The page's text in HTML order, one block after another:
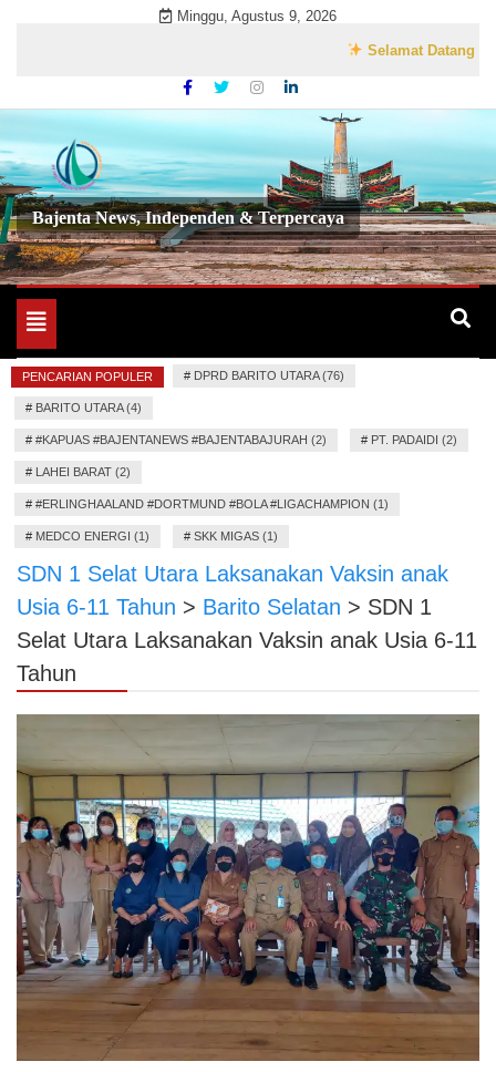
Minggu, Agustus 9, 2026
Selamat Datang di
Bajenta News, Independen & Terpercaya
Toggle
navigation
PENCARIAN POPULER # DPRD BARITO UTARA (76)
# BARITO UTARA (4)
# #KAPUAS #BAJENTANEWS #BAJENTABAJURAH (2) # PT. PADAIDI (2)
# LAHEI BARAT (2)
# #ERLINGHAALAND #DORTMUND #BOLA #LIGACHAMPION (1)
# MEDCO ENERGI (1) # SKK MIGAS (1)
SDN 1 Selat Utara Laksanakan Vaksin anak
Usia 6-11 Tahun > Barito Selatan > SDN 1
Selat Utara Laksanakan Vaksin anak Usia 6-11
Tahun